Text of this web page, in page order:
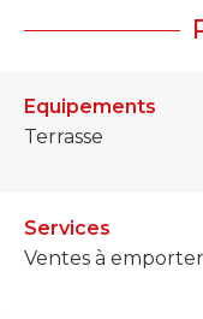
Equipements
Terrasse
Services
Ventes à emporter